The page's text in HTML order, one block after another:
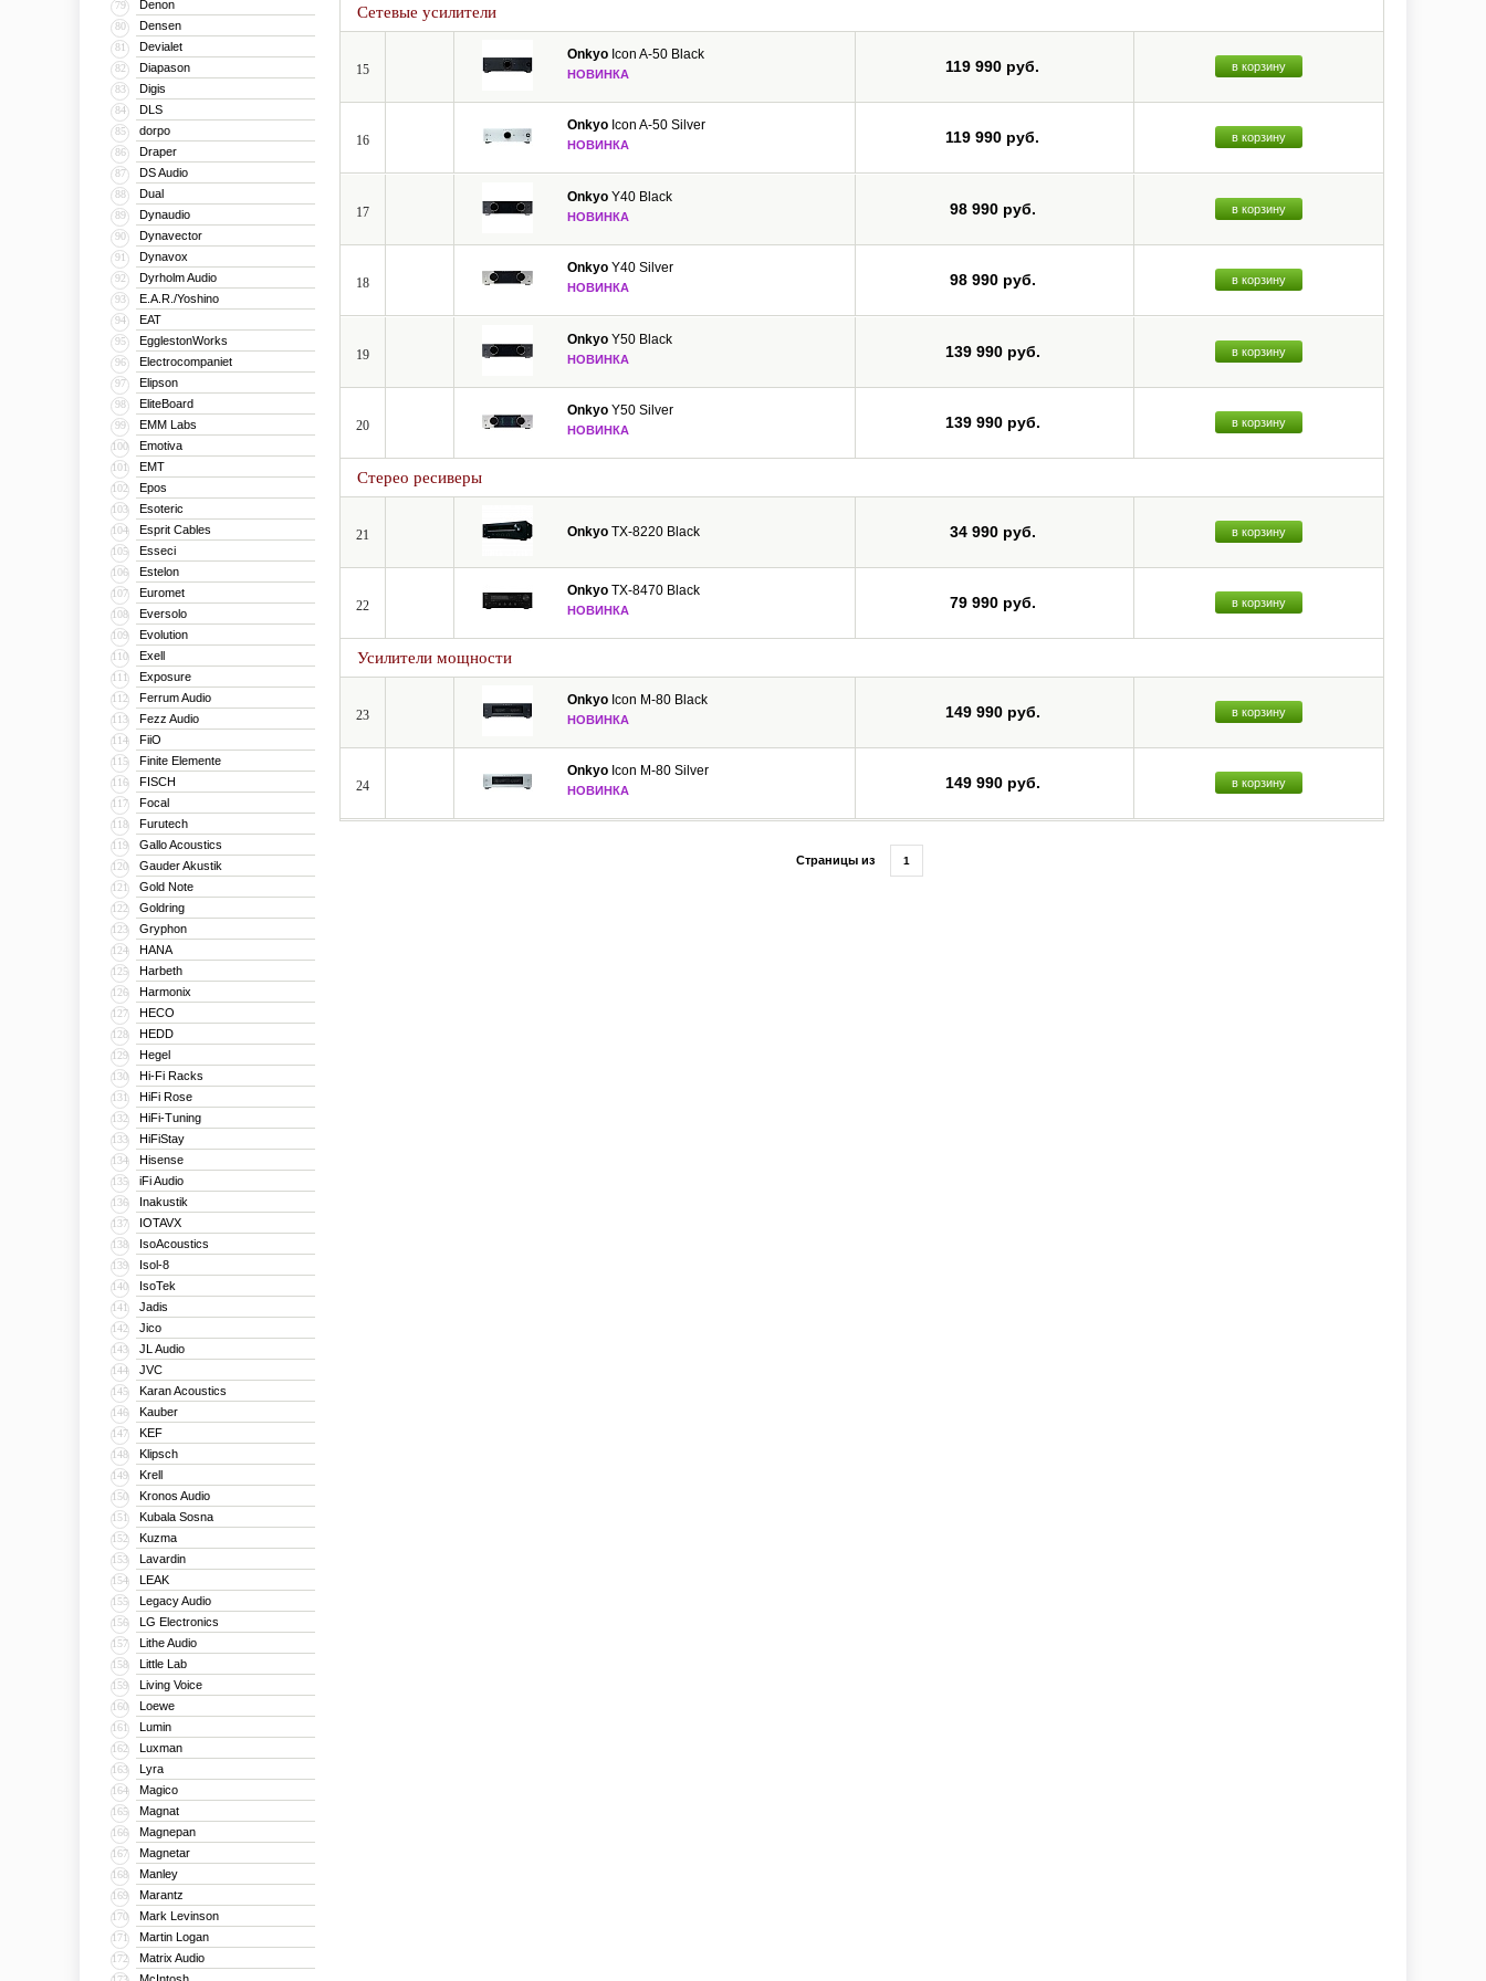
79 Denon
80 Densen
81 Devialet
82 Diapason
83 Digis
84 DLS
85 dorpo
86 Draper
87 DS Audio
88 Dual
89 Dynaudio
90 Dynavector
91 Dynavox
92 Dyrholm Audio
93 E.A.R./Yoshino
94 EAT
95 EgglestonWorks
96 Electrocompaniet
97 Elipson
98 EliteBoard
99 EMM Labs
100 Emotiva
101 EMT
102 Epos
103 Esoteric
104 Esprit Cables
105 Esseci
106 Estelon
107 Euromet
108 Eversolo
109 Evolution
110 Exell
111 Exposure
112 Ferrum Audio
113 Fezz Audio
114 FiiO
115 Finite Elemente
116 FISCH
117 Focal
118 Furutech
119 Gallo Acoustics
120 Gauder Akustik
121 Gold Note
122 Goldring
123 Gryphon
124 HANA
125 Harbeth
126 Harmonix
127 HECO
128 HEDD
129 Hegel
130 Hi-Fi Racks
131 HiFi Rose
132 HiFi-Tuning
133 HiFiStay
134 Hisense
135 iFi Audio
136 Inakustik
137 IOTAVX
138 IsoAcoustics
139 Isol-8
140 IsoTek
141 Jadis
142 Jico
143 JL Audio
144 JVC
145 Karan Acoustics
146 Kauber
147 KEF
148 Klipsch
149 Krell
150 Kronos Audio
151 Kubala Sosna
152 Kuzma
153 Lavardin
154 LEAK
155 Legacy Audio
156 LG Electronics
157 Lithe Audio
158 Little Lab
159 Living Voice
160 Loewe
161 Lumin
162 Luxman
163 Lyra
164 Magico
165 Magnat
166 Magnepan
167 Magnetar
168 Manley
169 Marantz
170 Mark Levinson
171 Martin Logan
172 Matrix Audio
локальную сеть (MP3, WMA, WMA Lossless, FLAC, WAV, Ogg Vorbis, AAC, LPCM), прием передач интернет-радио через vTuner и другие потоковые сервисы.
Они поддерживают новейшую версию HDMI с 3D, Audio Return Channel, Deep Color, x.v.Color, LipSync, Dolby TrueHD, DTS-HD Master Audio, DVD-Audio, Super Audio
CD, Multichannel PCM, и CEC, имеют 3-каскадную схему усиления мощности на дарлингтоновских транзисторах, свободно масштабируют изображения с входов
HDMI до разрешения 4K с помощью процессора Marvell Qdeo, обеспечивают прямое цифровое соединение с iPod/iPhone через порт USB на передней панели и
декодируют Audyssey DSX и Dolby Pro Logic IIz для новых каналов окружающего звука.
Сетевые усилители
15
Onkyo Icon A-50 Black
НОВИНКА 119 990 руб. в корзину
16
Onkyo Icon A-50 Silver
НОВИНКА 119 990 руб. в корзину
17
Onkyo Y40 Black
НОВИНКА 98 990 руб. в корзину
18
Onkyo Y40 Silver
НОВИНКА 98 990 руб. в корзину
19
Onkyo Y50 Black
НОВИНКА 139 990 руб. в корзину
20
Onkyo Y50 Silver
НОВИНКА 139 990 руб. в корзину
Стерео ресиверы
21 Onkyo TX-8220 Black 34 990 руб. в корзину
22
Onkyo TX-8470 Black
НОВИНКА 79 990 руб. в корзину
Усилители мощности
23
Onkyo Icon M-80 Black
НОВИНКА 149 990 руб. в корзину
24
Onkyo Icon M-80 Silver
НОВИНКА 149 990 руб. в корзину
Страницы из 1